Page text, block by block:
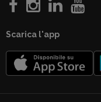
Scarica l'app